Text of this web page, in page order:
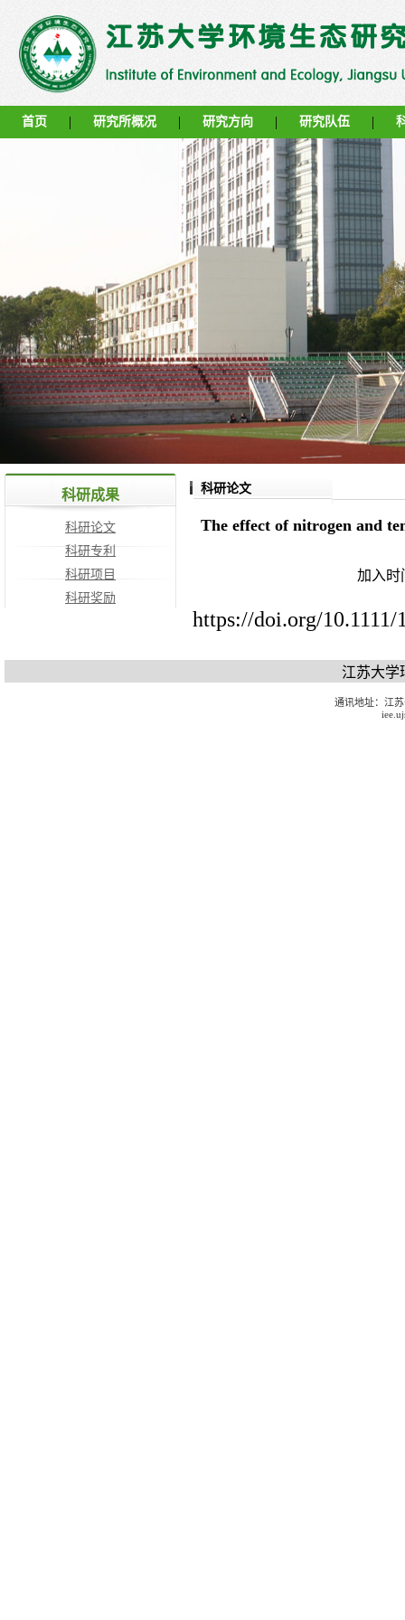
首页 | 研究所概况 | 研究方向 | 研究队伍 |
科研成果
科研论文
科研专利
科研项目
科研奖励
科研论文
The effect of nitrogen and
加入
https://doi.org/10.1111/
江苏大学
通讯地址：江